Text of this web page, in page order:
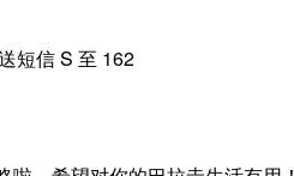
短信 S 至 162